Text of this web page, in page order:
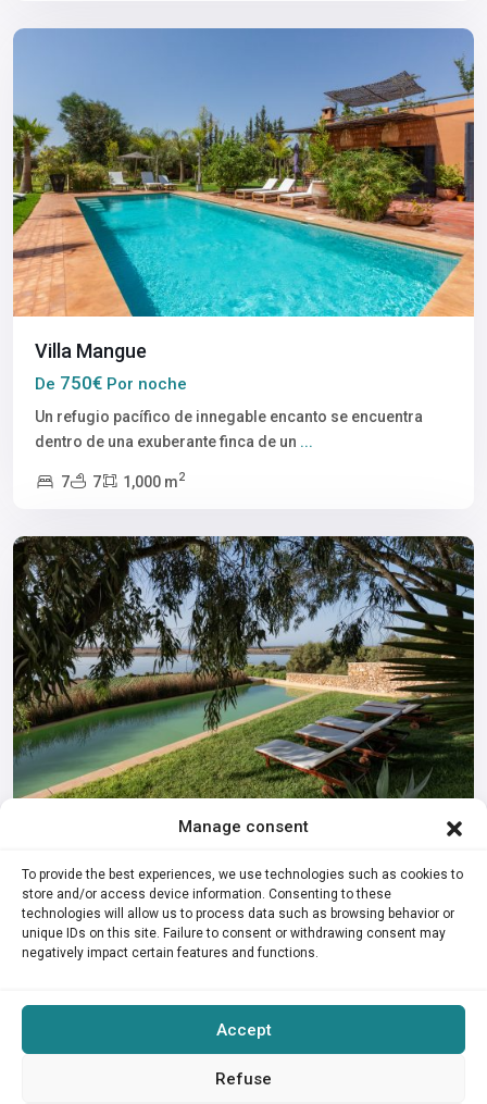
Manage consent
To provide the best experiences, we use technologies such as cookies to
store and/or access device information. Consenting to these
technologies will allow us to process data such as browsing behavior or
unique IDs on this site. Failure to consent or withdrawing consent may
negatively impact certain features and functions.
Accept
Refuse
Villa Mangue
De 750€ Por noche
Un refugio pacífico de innegable encanto se encuentra
dentro de una exuberante finca de un ...
7 7 1,000 m2
De785€Por noche
Bienvenido a Villa Laguna, una hermosa casa en Oualidia,
en la gloriosa costa atlántica de...